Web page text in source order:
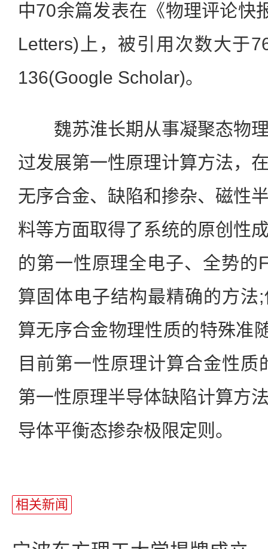
中70余篇发表在《物理评论快
Letters)上，被引用次数大于
136(Google Scholar)。
魏苏淮长期从事凝聚态物理
过发展第一性原理计算方法，
无序合金、缺陷和掺杂、磁性
料等方面取得了系统的原创性
的第一性原理全电子、全势的
算固体电子结构最精确的方法
算无序合金物理性质的特殊准
目前第一性原理计算合金性
第一性原理半导体缺陷计算方
导体平衡态掺杂极限定则。
相关新闻